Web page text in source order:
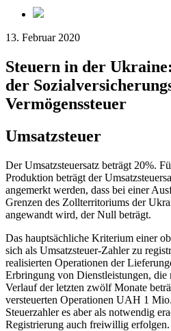
13. Februar 2020
Steuern in der
der
Vermögenssteuer
Umsatzsteuer
Der Umsatzsteuersatz beträgt 20%.
Produktion beträgt der
angemerkt werden, dass bei einer
Grenzen des Zollterritoriums der
angewandt wird, der Null beträgt.
Das hauptsächliche Kriterium einer
sich als Umsatzsteuer-Zahler zu
realisierten Operationen der
Erbringung von Dienstleistungen,
Verlauf der letzten zwölf Monate
versteuerten Operationen UAH 1
Steuerzahler es aber als notwendig
Registrierung auch freiwillig erfolgen.